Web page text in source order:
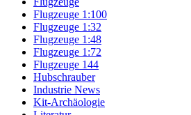
Flugzeuge 1:100
Flugzeuge 1:32
Flugzeuge 1:48
Flugzeuge 1:72
Flugzeuge 144
Hubschrauber
Industrie News
Kit-Archäologie